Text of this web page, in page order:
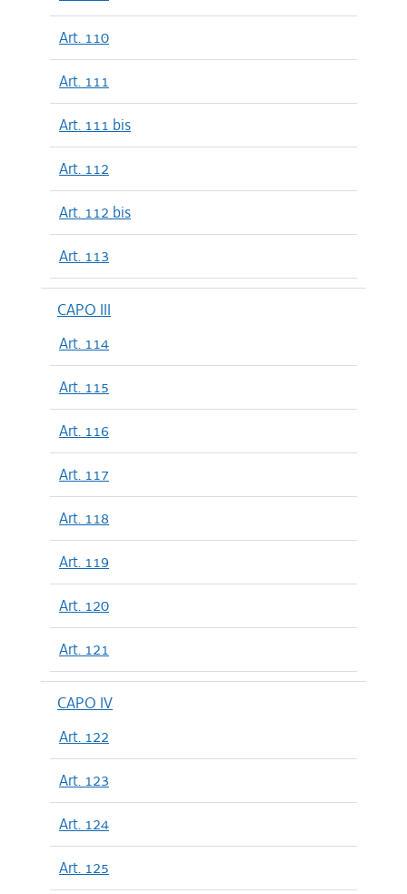
Art. 110
Art. 111
Art. 111 bis
Art. 112
Art. 112 bis
Art. 113
CAPO III
Art. 114
Art. 115
Art. 116
Art. 117
Art. 118
Art. 119
Art. 120
Art. 121
CAPO IV
Art. 122
Art. 123
Art. 124
Art. 125